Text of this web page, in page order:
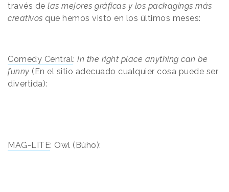
través de las mejores gráficas y los packagings más
creativos que hemos visto en los últimos meses:
Comedy Central: In the right place anything can be
funny (En el sitio adecuado cualquier cosa puede ser
divertida):
MAG-LITE: Owl (Búho):